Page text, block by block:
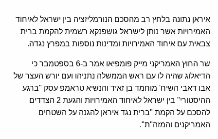
איראן נתונה בלחץ רב מהסכם הנורמליזציה בין ישראל לאיחוד
האמירויות אשר נותן לישראל גושפנקא רשמית להקמת ברית
צבאית עם איחוד האמירויות ומדינות נוספות במפרץ נגדה.
שר החוץ האמריקני מייק פומפיאו אמר ב-6 בספטמבר כי
הדיאלוג שהיה לו עם ראש הממשלה נתניהו ועם יורש העצר של
אבו דאבי השיח' מוחמד בן זאיד והנשיא טראמפ עסק "ברגע
ההיסטורי" בין ישראל לאיחוד האמירויות והגעת 2 הצדדים
להסכם על הקמת "ברית נגד איראן להגנה על השטחים
האמריקנים והמזה"ת".